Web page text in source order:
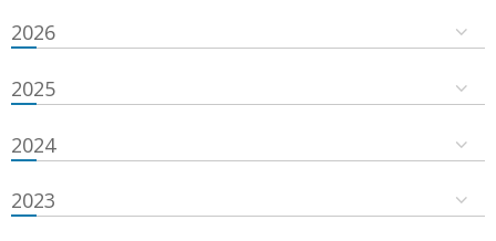
2026
2025
2024
2023